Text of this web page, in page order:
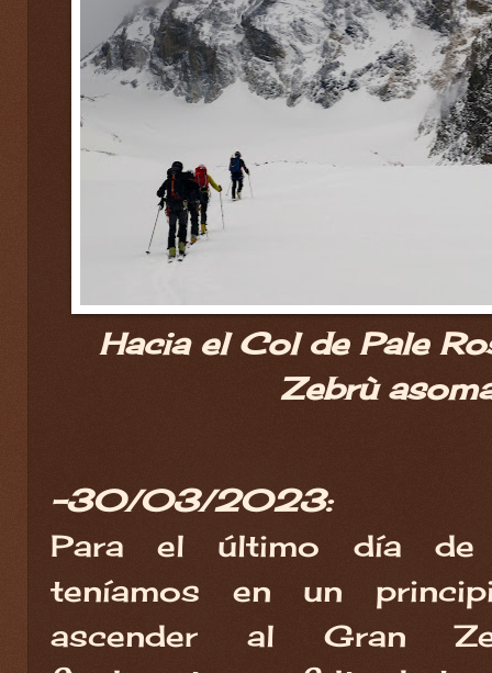
Hacia el Col de Pale
Zebrù
-30/03/2023:
Para el último día de
teníamos en un
ascender al Gran